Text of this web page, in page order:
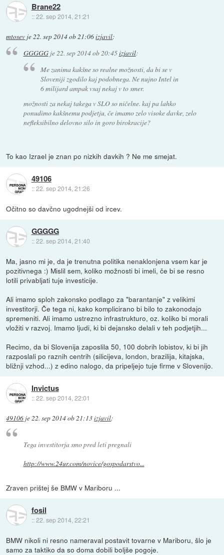
Brane22
::22. sep 2014, 21:21
mtosev je22. sep 2014 ob 21:06izjavil:
GGGGGje22. sep 2014 ob 20:45izjavil:
Me zanima kakšne so realne možnosti, da bi se v
Sloveniji zgodilo kaj podobnega. Ne nujno Intel in
6 milijard ampak vsaj nekaj v to smer.
možnosti za nekaj takega v SLO so ničelne. kaj pa lahko
ponudimo kakšnemu podjetju, če imamo zelo visoke davke, zelo
nefleksibilno delovno silo in goro birokracije?
To kao Izrael je znan po nizkih davkih ? Ne me smejat.
49106
::22. sep 2014, 21:26
Očitno so davčno ugodnejši od ircev.
GGGGG
::22. sep 2014, 21:40
Ma, jasno mi je, da je trenutna politika nenaklonjena vsem kar je
pozitivnega :) Mislil sem, koliko možnosti bi imeli, če bi se resno
lotili privabljati tuje investicije.
Ali imamo sploh zakonsko podlago za "barantanje" z velikimi
investitorji. Če tega ni, kako komplicirano bi bilo to zakonodajo
spremeniti. Ali imamo ustrezno infrastrukturo, oz. koliko bi morali
vložiti v razvoj. Imamo ljudi, ki bi dejansko delali v teh podjetjih...
Recimo, da bi Slovenija zaposlila 50, 100 dobrih lobistov, ki bi jih
razposlali po raznih centrih (silicijeva, london, brazilija, kitajska,
bližnji vzhod...) z edino nalogo, da pripeljejo tuje firme v Slovenijo.
Invictus
::22. sep 2014, 22:01
49106 je22. sep 2014 ob 21:13izjavil:
Tega investitorja smo pred leti pregnali
http://www.24ur.com/novice/gospodarstvo...
Zraven prištej še BMW v Mariboru ...
fosil
::22. sep 2014, 22:21
BMW nikoli ni resno nameraval postavit tovarne v Mariboru, šlo je
samo za taktiko da so doma dobili boljše pogoje.